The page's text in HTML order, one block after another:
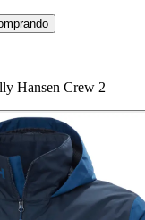
Hansen Crew 2